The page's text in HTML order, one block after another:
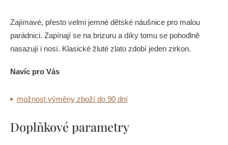
Zajímavé, přesto velmi jemné dětské náušnice pro malou
parádnici. Zapínají se na brizuru a díky tomu se pohodlně
nasazují i nosí. Klasické žluté zlato zdobí jeden zirkon.
Navíc pro Vás
možnost výměny zboží do 90 dní
Doplňkové parametry